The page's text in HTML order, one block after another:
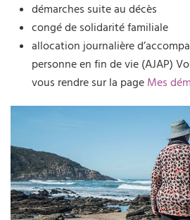
démarches suite au décès
congé de solidarité familiale
allocation journalière
personne en fin de vie (AJAP)
vous rendre sur la page Mes